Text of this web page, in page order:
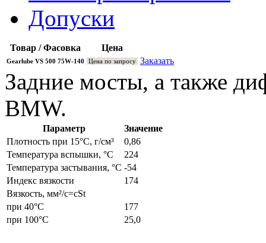
Допуски
Товар / Фасовка Цена
Gearlube VS 500 75W-140 Цена по запросу Заказать
Задние мосты, а также
BMW.
Параметр
Значение
Плотность при 15°С, г/см³
0,86
Температура вспышки, °С
224
Температура застывания, °С -54
Индекс вязкости
174
Вязкость, мм²/с=cSt
при 40°С
177
при 100°С
25,0